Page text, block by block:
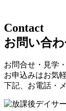
Contact
お問い合
お問合せ・見学
お申込みはお気
下記、お電話・